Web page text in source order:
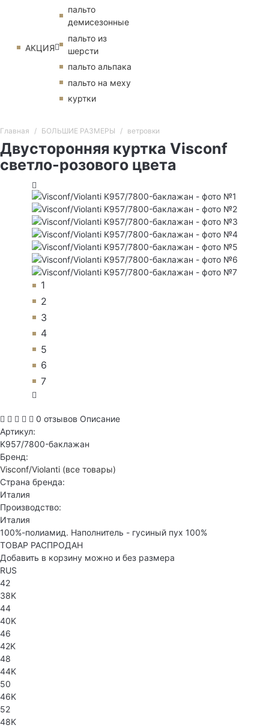
АКЦИЯ
пальто
демисезонные
пальто из
шерсти
пальто альпака
пальто на меху
куртки
Главная БОЛЬШИЕ РАЗМЕРЫ ветровки
Двусторонняя куртка Visconf
светло-розового цвета
1
2
3
4
5
6
7
0 отзывов Описание
Артикул:
K957/7800-баклажан
Бренд:
Visconf/Violanti (все товары)
Страна бренда:
Италия
Производство:
Италия
100%-полиамид. Наполнитель - гусиный пух 100%
ТОВАР РАСПРОДАН
Добавить в корзину можно и без размера
RUS
42
38K
44
40K
46
42K
48
44K
50
46K
52
48K